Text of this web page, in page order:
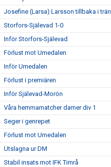
Josefine (Larsa) Larsson tillbaka i
Storfors-Själevad 1-0
Inför Storfors-Själevad
Förlust mot Umedalen
Inför Umedalen
Förlust i premiären
Inför Själevad-Morön
Våra hemmamatcher damer div 1
Seger i genrepet
Förlust mot Umedalen
Utslagna ur DM
Stabil insats mot IFK Timrå